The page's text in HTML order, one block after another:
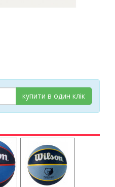
купити в один клік